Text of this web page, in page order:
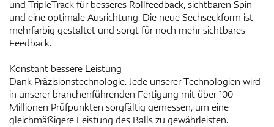
und TripleTrack für besseres Rollfeedback, sichtbaren Spin
und eine optimale Ausrichtung. Die neue Sechseckform ist
mehrfarbig gestaltet und sorgt für noch mehr sichtbares
Feedback.
Konstant bessere Leistung
Dank Präzisionstechnologie. Jede unserer Technologien wird
in unserer branchenführenden Fertigung mit über 100
Millionen Prüfpunkten sorgfältig gemessen, um eine
gleichmäßigere Leistung des Balls zu gewährleisten.